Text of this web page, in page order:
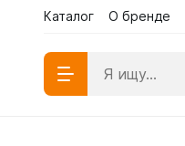
Каталог О бренде